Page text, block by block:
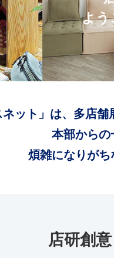
よう
ネット」は、多店
本部からの
煩雑になりがち
店研創